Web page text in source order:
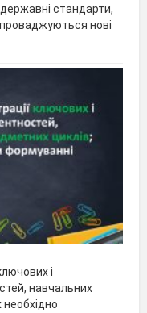
стандарти,
нові
і
навчальних